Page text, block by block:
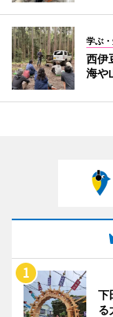
学ぶ
西伊
海や
下
る